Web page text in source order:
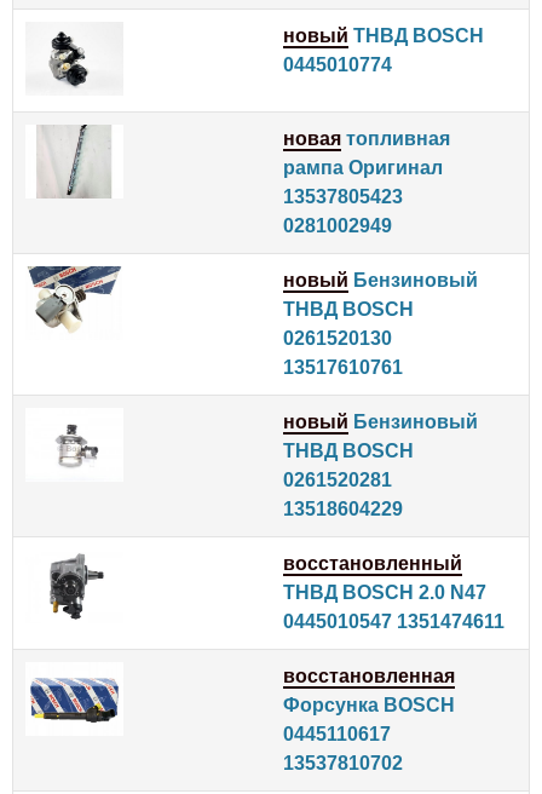
новый ТНВД BOSCH
0445010774
новая топливная
рампа Оригинал
13537805423
0281002949
новый Бензиновый
ТНВД BOSCH
0261520130
13517610761
новый Бензиновый
ТНВД BOSCH
0261520281
13518604229
восстановленный
ТНВД BOSCH 2.0 N47
0445010547 1351474611
восстановленная
Форсунка BOSCH
0445110617
13537810702